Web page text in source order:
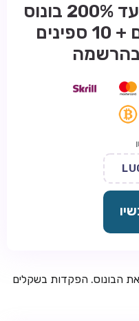
חבילת קבלת פנים: עד 200% בונוס
+ 100 ספינים חינם + 10 ספינים
הבונוס. הפקדות בשקלים